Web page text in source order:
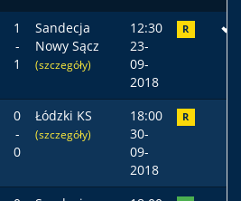
1
-
1
Sandecja
Nowy Sącz
(szczegóły)
12:30
23-
09-
2018
R
0
-
0
Łódzki KS
(szczegóły)
18:00
30-
09-
2018
R